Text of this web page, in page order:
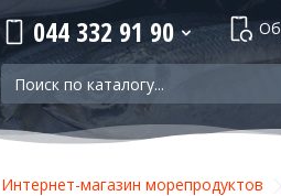
044 332 91 90
Интернет-магазин морепродуктов